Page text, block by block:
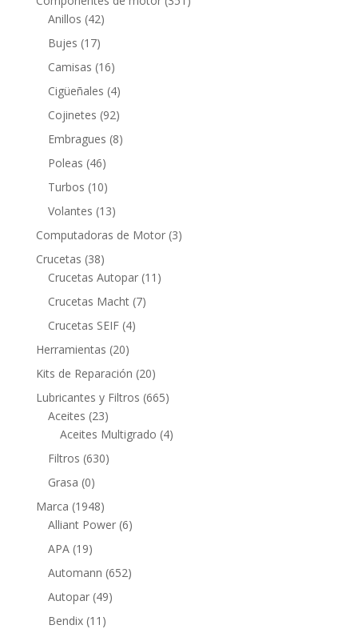
Anillos 4242
Bujes 1717
productos
Camisas 1616
productos
Cigüeñales 44
productos
Cojinetes 9292
productos
Embragues 88
Poleas 4646
productos
Turbos 1010
productos
Volantes 1313
productos
Computadoras de Motor 33
Crucetas 3838
productos
Crucetas Autopar 11 11
Crucetas Macht 77
Crucetas SEIF 44
Herramientas 2020
productos
Kits de Reparación 2020
productos
Lubricantes y Filtros 665665
Aceites 2323
productos
Aceites Multigrado 44
Filtros 630630
Grasa 00
productos
Marca 19481948
productos
Alliant Power 66
APA 1919
productos
Automann 652652
Autopar 4949
Bendix 11 11